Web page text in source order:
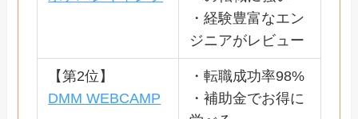
・経験豊富なエン
ジニアがレビュー
【第2位】
DMM WEBCAMP
・転職成功率98%
・補助金でお得に